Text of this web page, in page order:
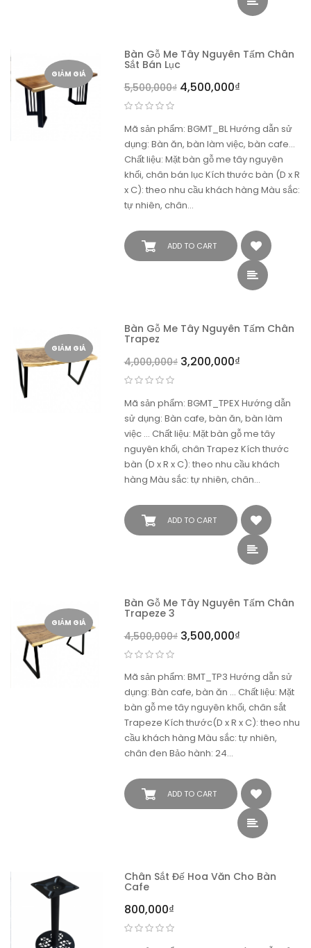
GIẢM GIÁ
ADD TO CART
Bàn Gỗ Me Tây Nguyên Tấm Chân
Sắt Bán Lục
5,500,000₫ 4,500,000₫
Mã sản phẩm: BGMT_BL Hướng dẫn sử
dụng: Bàn ăn, bàn làm việc, bàn cafe...
Chất liệu: Mặt bàn gỗ me tây nguyên
khối, chân bán lục Kích thước bàn (D x R
x C): theo nhu cầu khách hàng Màu sắc:
tự nhiên, chân…
GIẢM GIÁ
ADD TO CART
Bàn Gỗ Me Tây Nguyên Tấm Chân
Trapez
4,000,000₫ 3,200,000₫
Mã sản phẩm: BGMT_TPEX Hướng dẫn
sử dụng: Bàn cafe, bàn ăn, bàn làm
việc ... Chất liệu: Mặt bàn gỗ me tây
nguyên khối, chân Trapez Kích thước
bàn (D x R x C): theo nhu cầu khách
hàng Màu sắc: tự nhiên, chân…
GIẢM GIÁ
ADD TO CART
Bàn Gỗ Me Tây Nguyên Tấm Chân
Trapeze 3
4,500,000₫ 3,500,000₫
Mã sản phẩm: BMT_TP3 Hướng dẫn sử
dụng: Bàn cafe, bàn ăn ... Chất liệu: Mặt
bàn gỗ me tây nguyên khối, chân sắt
Trapeze Kích thước(D x R x C): theo nhu
cầu khách hàng Màu sắc: tự nhiên,
chân đen Bảo hành: 24…
Chân Sắt Đế Hoa Văn Cho Bàn
Cafe
800,000₫